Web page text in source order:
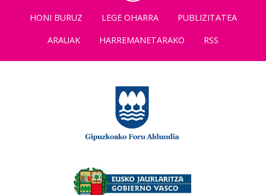
HONI BURUZ LEGE OHARRA
PUBLIZITATEA
ARAUAK
HARREMANETARAKO RSS